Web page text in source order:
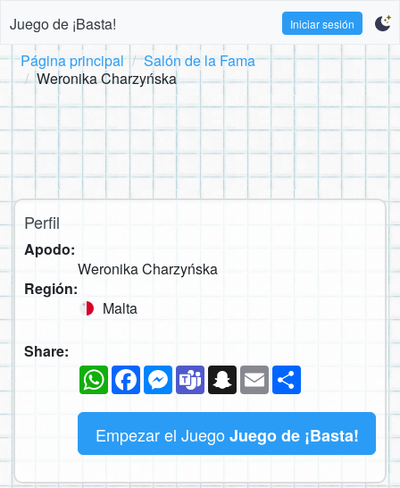
Juego de ¡Basta! Iniciar sesión
Página principal
Salón de la Fama
Weronika Charzyńska
Perfil
Apodo:
Weronika Charzyńska
Región:
Malta
Share:
WhatsAppFacebookMessenger
TeamsSnapchat
Email
Empezar el Juego Juego de ¡Basta!